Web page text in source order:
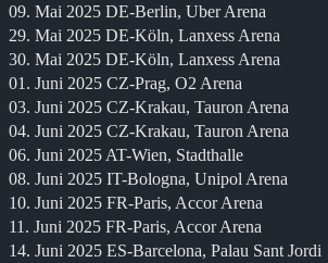
09. Mai 2025 DE-Berlin, Uber Arena
29. Mai 2025 DE-Köln, Lanxess Arena
30. Mai 2025 DE-Köln, Lanxess Arena
01. Juni 2025 CZ-Prag, O2 Arena
03. Juni 2025 CZ-Krakau, Tauron Arena
04. Juni 2025 CZ-Krakau, Tauron Arena
06. Juni 2025 AT-Wien, Stadthalle
08. Juni 2025 IT-Bologna, Unipol Arena
10. Juni 2025 FR-Paris, Accor Arena
11. Juni 2025 FR-Paris, Accor Arena
14. Juni 2025 ES-Barcelona, Palau Sant Jordi